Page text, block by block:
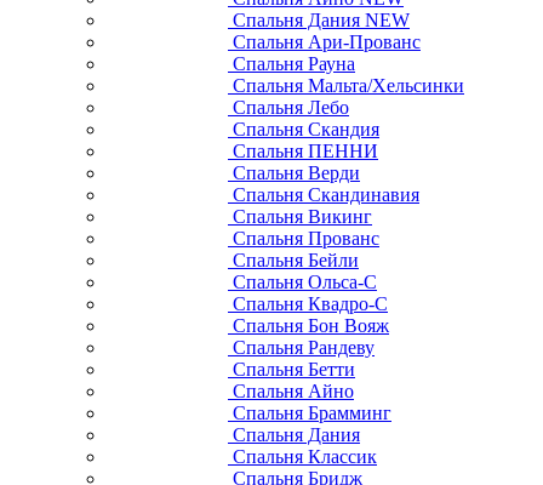
Спальня Дания NEW
Спальня Ари-Прованс
Спальня Рауна
Спальня Мальта/Хельсинки
Спальня Лебо
Спальня Скандия
Спальня ПЕННИ
Спальня Верди
Спальня Скандинавия
Спальня Викинг
Спальня Прованс
Спальня Бейли
Спальня Ольса-С
Спальня Квадро-С
Спальня Бон Вояж
Спальня Рандеву
Спальня Бетти
Спальня Айно
Спальня Брамминг
Спальня Дания
Спальня Классик
Спальня Бридж